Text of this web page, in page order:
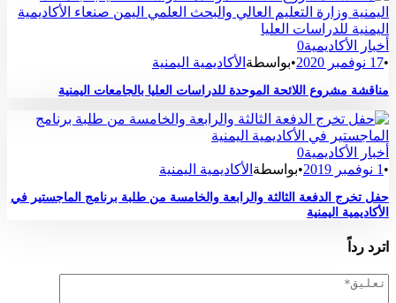
أخبار الأكاديمية0
•17 نوفمبر 2020 •بواسطة الأكاديمية اليمنية
مناقشة مشروع اللائحة الموحدة للدراسات العليا بالجامعات اليمنية
أخبار الأكاديمية0
• 1 نوفمبر 2019 •بواسطة الأكاديمية اليمنية
حفل تخرج الدفعة الثالثة والرابعة والخامسة من طلبة برنامج الماجستير في
الأكاديمية اليمنية
اترد رداً